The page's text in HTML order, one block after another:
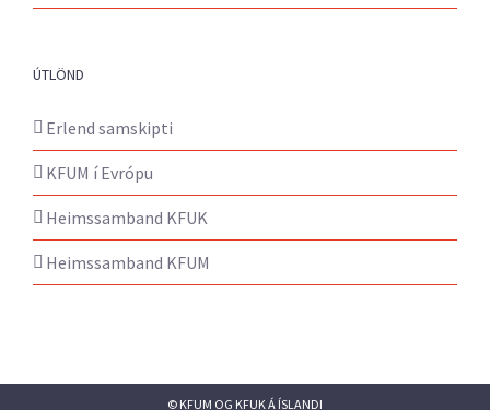
ÚTLÖND
Erlend samskipti
KFUM í Evrópu
Heimssamband KFUK
Heimssamband KFUM
© KFUM OG KFUK Á ÍSLANDI